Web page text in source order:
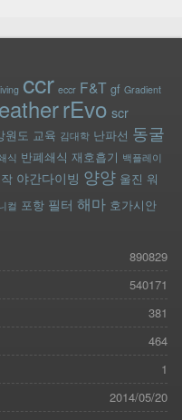
ccr eccr F&T gf Gradient
rEvo scr
원도 교육 김대학 난파선 동굴
식 반폐쇄식 재호흡기 백플레이
야간다이빙 양양 울진 워
컬 포항 필터 해마 호가시안
890829
540171
381
464
1
2014/05/20